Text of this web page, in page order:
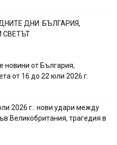
ДНИ: БЪЛГАРИЯ,
СВЕТЪТ
новини от България,
от 16 до 22 юли 2026 г.
2026 г.: нови удари между
Великобритания, трагедия в